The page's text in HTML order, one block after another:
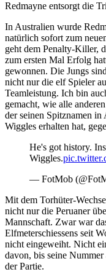
Redmayne entsorgt die
In Australien wurde
natürlich sofort zum
geht dem Penalty-Killer,
zum ersten Mal Erfolg
gewonnen. Die Jungs
nicht nur die elf Spieler
Teamleistung. Ich bin
gemacht, wie alle
der seinen Spitznamen
Wiggles erhalten hat,
He's got history.
Wiggles.
— FotMob
Mit dem Torhüter-
nicht nur die Peruaner
Mannschaft. Zwar war
Elfmeterschiessens seit
nicht eingeweiht. Nicht
davon, bis seine
der Partie.